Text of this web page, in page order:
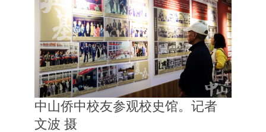
中山侨中校友参观校史馆。记者
文波 摄